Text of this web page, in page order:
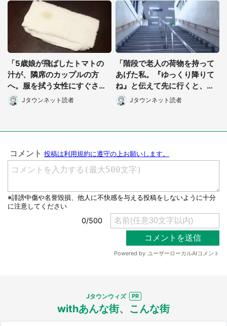
「5歳娘が飛ばしたトマトの
汁が、隣席のカップルの方
へ。服を拭う女性にすぐさま
謝罪したけれど...」（千葉
県・30代女性）
Jタウンネット読者
「階段で老人の荷物を持って
あげた私。『ゆっくり降りて
ね』と伝えて先に行くと、横
から知らないおばちゃんが
『あんた...』」（大阪府・50
Jタウンネット読者
Jタウンウィズ
withあんな街、こんな街